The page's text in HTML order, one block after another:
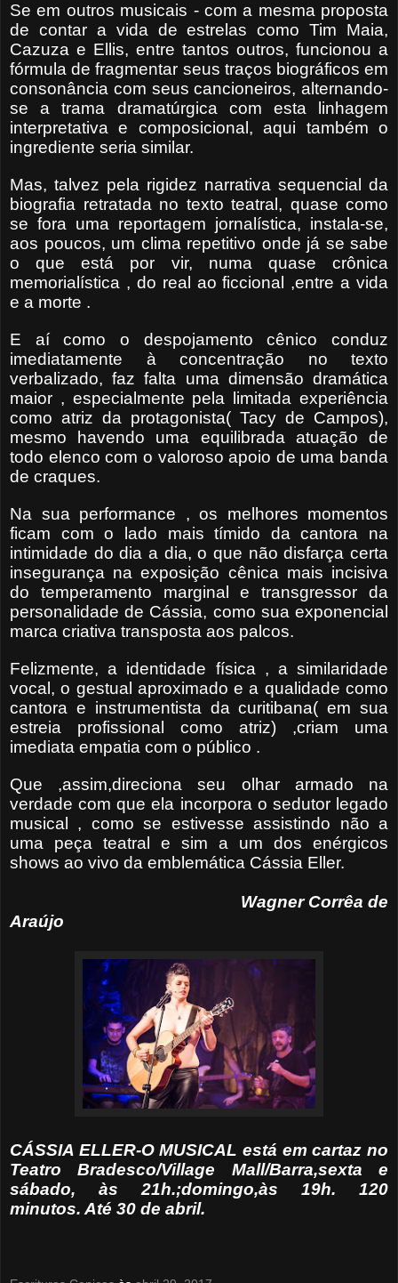
Se em outros musicais - com a mesma proposta
de contar a vida de estrelas como Tim Maia,
Cazuza e Ellis, entre tantos outros, funcionou a
fórmula de fragmentar seus traços biográficos em
consonância com seus cancioneiros, alternando-
se a trama dramatúrgica com esta linhagem
interpretativa e composicional, aqui também o
ingrediente seria similar.
Mas, talvez pela rigidez narrativa sequencial da
biografia retratada no texto teatral, quase como
se fora uma reportagem jornalística, instala-se,
aos poucos, um clima repetitivo onde já se sabe
o que está por vir, numa quase crônica
memorialística , do real ao ficcional ,entre a vida
e a morte .
E aí como o despojamento cênico conduz
imediatamente à concentração no texto
verbalizado, faz falta uma dimensão dramática
maior , especialmente pela limitada experiência
como atriz da protagonista( Tacy de Campos),
mesmo havendo uma equilibrada atuação de
todo elenco com o valoroso apoio de uma banda
de craques.
Na sua performance , os melhores momentos
ficam com o lado mais tímido da cantora na
intimidade do dia a dia, o que não disfarça certa
insegurança na exposição cênica mais incisiva
do temperamento marginal e transgressor da
personalidade de Cássia, como sua exponencial
marca criativa transposta aos palcos.
Felizmente, a identidade física , a similaridade
vocal, o gestual aproximado e a qualidade como
cantora e instrumentista da curitibana( em sua
estreia profissional como atriz) ,criam uma
imediata empatia com o público .
Que ,assim,direciona seu olhar armado na
verdade com que ela incorpora o sedutor legado
musical , como se estivesse assistindo não a
uma peça teatral e sim a um dos enérgicos
shows ao vivo da emblemática Cássia Eller.
Wagner Corrêa de
Araújo
CÁSSIA ELLER-O MUSICAL está em cartaz no
Teatro Bradesco/Village Mall/Barra,sexta e
sábado, às 21h.;domingo,às 19h. 120
minutos. Até 30 de abril.